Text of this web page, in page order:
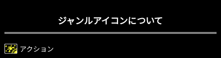
ジャンルアイコンについて
アクション